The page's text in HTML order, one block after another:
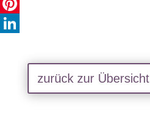
X
Pinterest
zurück zur Übersicht